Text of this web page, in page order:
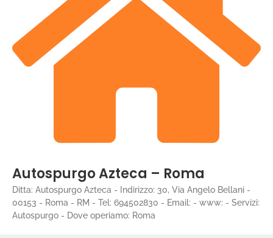
Autospurgo Azteca – Roma
Ditta: Autospurgo Azteca - Indirizzo: 30, Via Angelo Bellani -
00153 - Roma - RM - Tel: 694502830 - Email: - www: - Servizi:
Autospurgo - Dove operiamo: Roma